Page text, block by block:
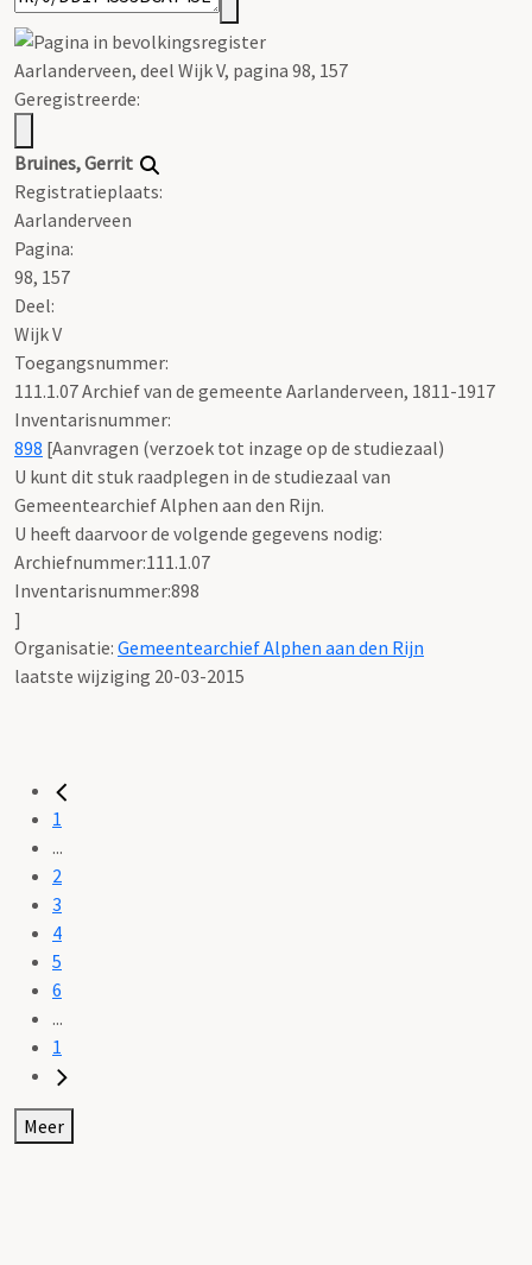
Aarlanderveen, deel Wijk V, pagina 98, 157
Geregistreerde:
Bruines, Gerrit
Registratieplaats:
Aarlanderveen
Pagina:
98, 157
Deel:
Wijk V
Toegangsnummer:
111.1.07 Archief van de gemeente Aarlanderveen, 1811-1917
Inventarisnummer:
898 [Aanvragen (verzoek tot inzage op de studiezaal)
U kunt dit stuk raadplegen in de studiezaal van
Gemeentearchief Alphen aan den Rijn.
U heeft daarvoor de volgende gegevens nodig:
Archiefnummer:111.1.07
Inventarisnummer:898
]
Organisatie: Gemeentearchief Alphen aan den Rijn
laatste wijziging 20-03-2015
1
...
2
3
4
5
6
...
1
Meer